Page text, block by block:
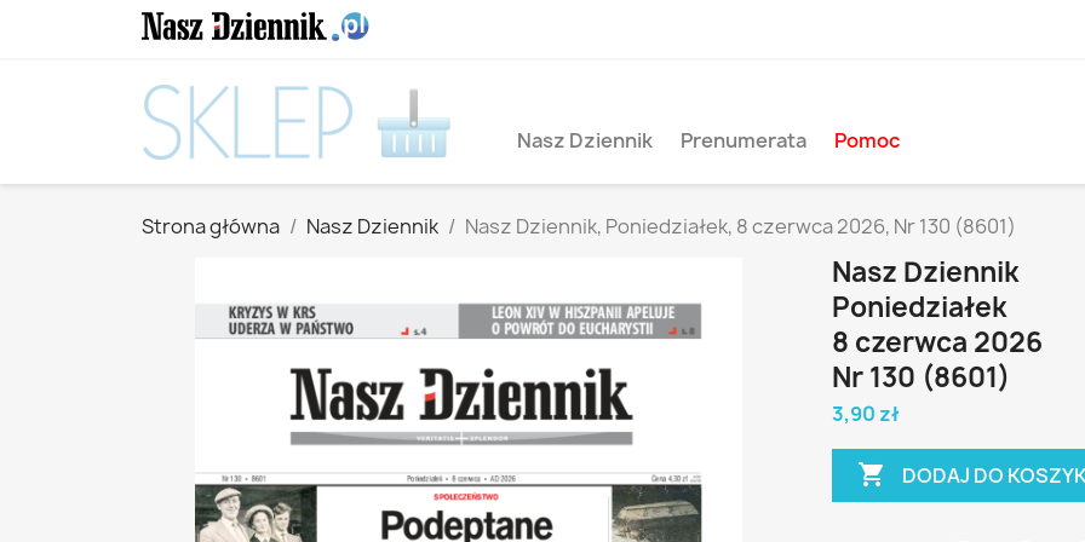
Nasz Dziennik Prenumerata Pomoc
Strona główna Nasz Dziennik Nasz Dziennik, Poniedziałek, 8 czerwca 2026, Nr 130 (8601)
Nasz Dziennik
Poniedziałek
8 czerwca 2026
Nr 130 (8601)
3,90 zł
 DODAJ DO